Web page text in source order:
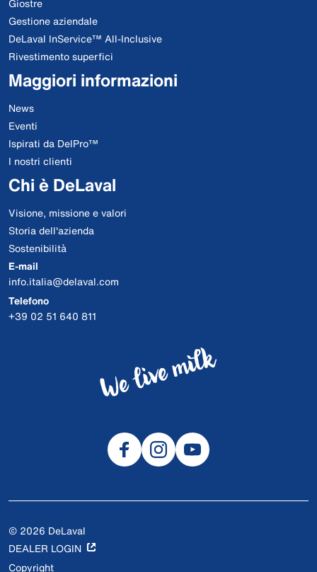
Giostre
Gestione aziendale
DeLaval InService™ All-Inclusive
Rivestimento superfici
Maggiori informazioni
News
Eventi
Ispirati da DelPro™
I nostri clienti
Chi è DeLaval
Visione, missione e valori
Storia dell'azienda
Sostenibilità
E-mail
info.italia@delaval.com
Telefono
+39 02 51 640 811
© 2026 DeLaval
DEALER LOGIN
Copyright